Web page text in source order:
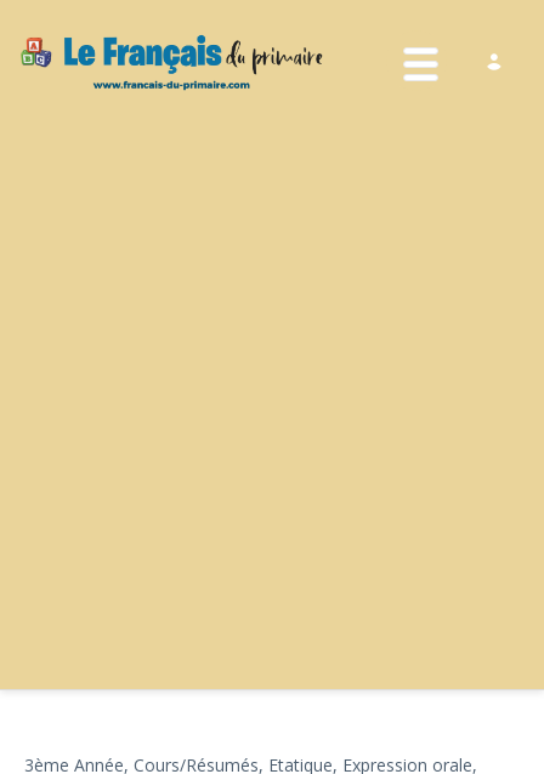
Toggle
3ème Année, Cours/Résumés, Etatique, Expression orale,